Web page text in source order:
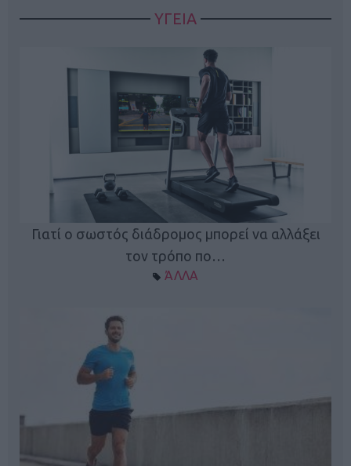
ΥΓΕΙΑ
Γιατί ο σωστός διάδρομος μπορεί να αλλάξει
τον τρόπο πο…
ΆΛΛΑ